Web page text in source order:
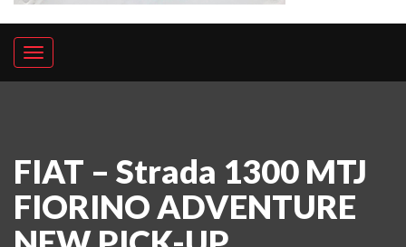
FIAT – Strada 1300 MTJ
FIORINO ADVENTURE